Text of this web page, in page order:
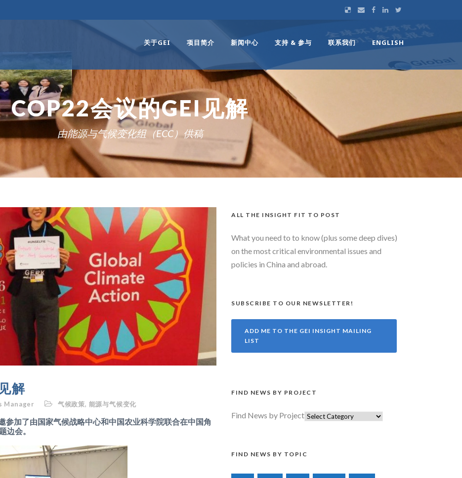
关于GEI 项目简介 新闻中心 支持 & 参与 联系我们 ENGLISH
COP22会议的GEI见解
由能源与气候变化组（ECC）供稿
解
Manager 气候政策, 能源与气候变化
参加了由国家气候战略中心和中国农业科学院联合在中国角
边会。
ALL THE INSIGHT FIT TO POST
What you need to to know (plus some deep dives)
on the most critical environmental issues and
policies in China and abroad.
SUBSCRIBE TO OUR NEWSLETTER!
ADD ME TO THE GEI INSIGHT MAILING
LIST
FIND NEWS BY PROJECT
Find News by Project
FIND NEWS BY TOPIC